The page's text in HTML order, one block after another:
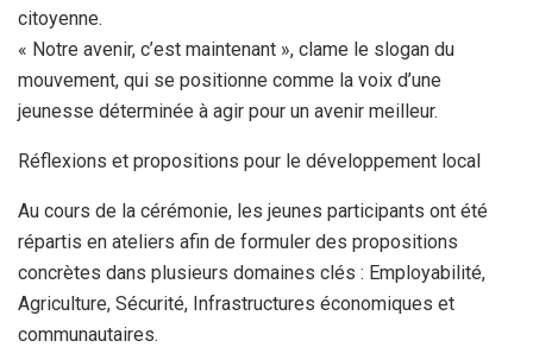
citoyenne.
« Notre avenir, c’est maintenant », clame le slogan du
mouvement, qui se positionne comme la voix d’une
jeunesse déterminée à agir pour un avenir meilleur.
Réflexions et propositions pour le développement local
Au cours de la cérémonie, les jeunes participants ont été
répartis en ateliers afin de formuler des propositions
concrètes dans plusieurs domaines clés : Employabilité,
Agriculture, Sécurité, Infrastructures économiques et
communautaires.